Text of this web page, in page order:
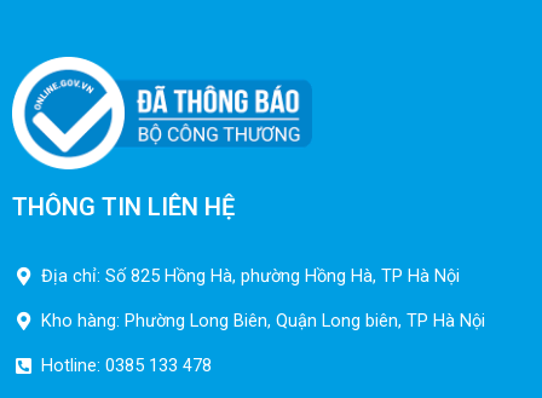
THÔNG TIN LIÊN HỆ
Địa chỉ: Số 825 Hồng Hà, phường Hồng Hà, TP Hà Nội
Kho hàng: Phường Long Biên, Quận Long biên, TP Hà Nội
Hotline: 0385 133 478